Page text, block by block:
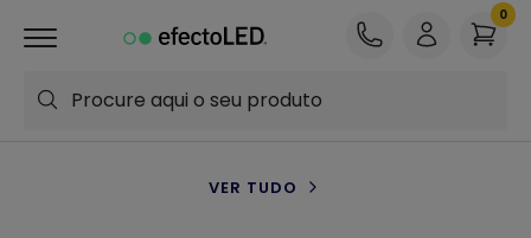
Procure aqui o seu produto
VER TUDO